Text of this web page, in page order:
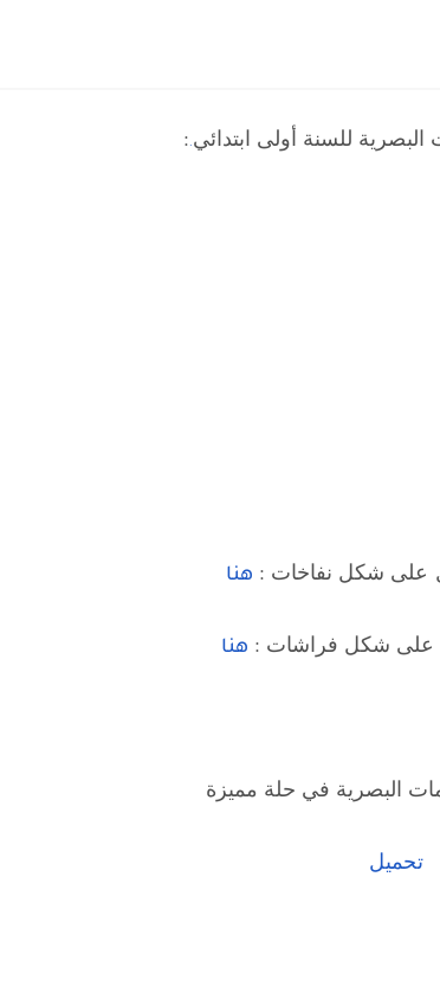
البصرية للسنة أولى ابتدائي .
:
على شكل نفاخات : هنا
على شكل فراشات : هنا
البصرية في حلة مميزة
تحميل